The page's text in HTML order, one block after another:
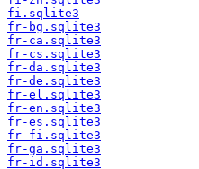
fi.sqlite3
fr-bg.sqlite3
fr-ca.sqlite3
fr-cs.sqlite3
fr-da.sqlite3
fr-de.sqlite3
fr-el.sqlite3
fr-en.sqlite3
fr-es.sqlite3
fr-fi.sqlite3
fr-ga.sqlite3
fr-id.sqlite3